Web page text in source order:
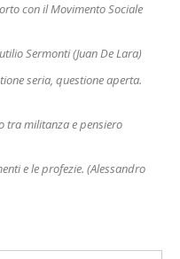
con il Movimento Sociale
Sermonti (Juan De Lara)
seria, questione aperta.
tra militanza e pensiero
e le profezie. (Alessandro